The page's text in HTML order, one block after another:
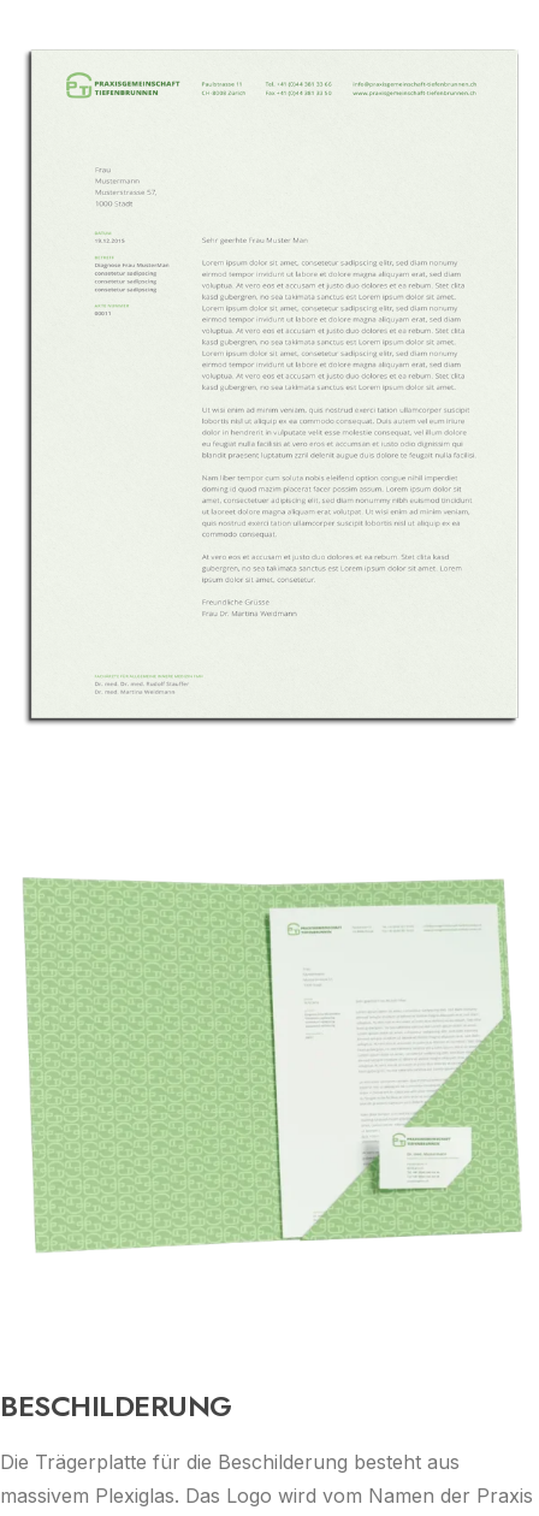
BESCHILDERUNG
Die Trägerplatte für die Beschilderung besteht aus
massivem Plexiglas. Das Logo wird vom Namen der Praxis